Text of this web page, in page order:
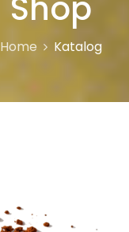
Home Katalog